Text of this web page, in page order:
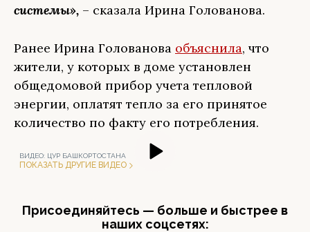
системы», – сказала Ирина Голованова.
Ранее Ирина Голованова объяснила, что
жители, у которых в доме установлен
общедомовой прибор учета тепловой
энергии, оплатят тепло за его принятое
количество по факту его потребления.
ВИДЕО: ЦУР БАШКОРТОСТАНА
ПОКАЗАТЬ ДРУГИЕ ВИДЕО
Присоединяйтесь — больше и быстрее в
наших соцсетях: